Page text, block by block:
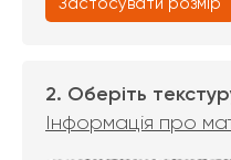
2. Оберіть
Інформація про